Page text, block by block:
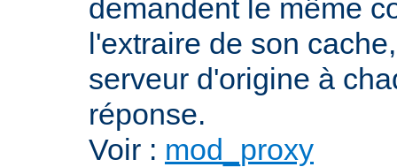
demandent le même
l'extraire de son
serveur d'origine à
réponse.
Voir : mod_proxy